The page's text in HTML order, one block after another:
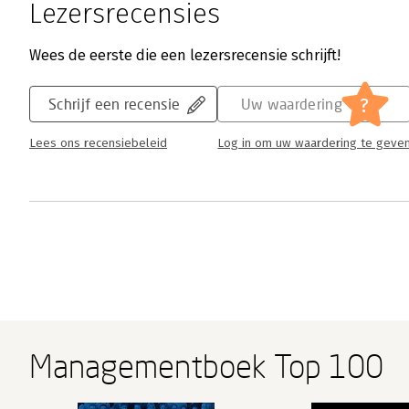
Lezersrecensies
Wees de eerste die een lezersrecensie schrijft!
Schrijf een recensie
Lees ons recensiebeleid
Uw waardering ?
Log in om uw waardering te
Managementboek Top 100